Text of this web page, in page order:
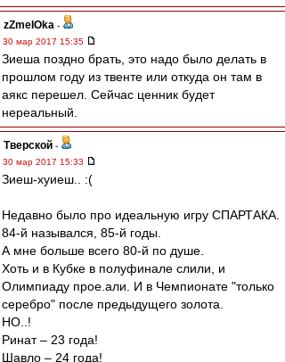
zZmeIOka -
30 мар 2017 15:35
Зиеша поздно брать, это надо было делать в
прошлом году из твенте или откуда он там в
аякс перешел. Сейчас ценник будет
нереальный.
Тверской -
30 мар 2017 15:33
Зиеш-хуиеш.. :(
Недавно было про идеальную игру СПАРТАКА.
84-й назывался, 85-й годы.
А мне больше всего 80-й по душе.
Хоть и в Кубке в полуфинале слили, и
Олимпиаду прое.али. И в Чемпионате "только
серебро" после предыдущего золота.
НО..!
Ринат – 23 года!
Шавло – 24 года!